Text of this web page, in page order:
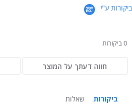
ביקורות ע"י
0 ביקורות
חווה דעתך על המוצר
ביקורות שאלות